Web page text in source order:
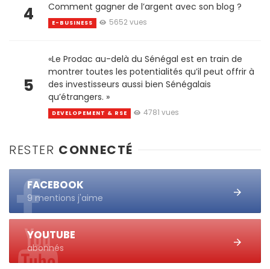
4 Comment gagner de l’argent avec son blog ?
E-BUSINESS 5652 vues
5
«Le Prodac au-delà du Sénégal est en train de
montrer toutes les potentialités qu’il peut offrir à
des investisseurs aussi bien Sénégalais
qu’étrangers. »
DEVELOPEMENT & RSE 4781 vues
RESTER CONNECTÉ
FACEBOOK
9 mentions j'aime
YOUTUBE
abonnés